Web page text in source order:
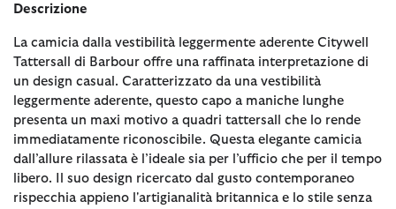
Descrizione
La camicia dalla vestibilità leggermente aderente Citywell
Tattersall di Barbour offre una raffinata interpretazione di
un design casual. Caratterizzato da una vestibilità
leggermente aderente, questo capo a maniche lunghe
presenta un maxi motivo a quadri tattersall che lo rende
immediatamente riconoscibile. Questa elegante camicia
dall’allure rilassata è l’ideale sia per l’ufficio che per il tempo
libero. Il suo design ricercato dal gusto contemporaneo
rispecchia appieno l'artigianalità britannica e lo stile senza